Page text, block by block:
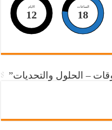
الايام
12
الساعات
18
– الحلول والتحديات”